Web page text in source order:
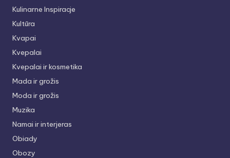
Kulinarne Inspiracje
Kultūra
Kvapai
Kvepalai
Kvepalai ir kosmetika
Mada ir grožis
Moda ir grožis
Muzika
Namai ir interjeras
Obiady
Obozy